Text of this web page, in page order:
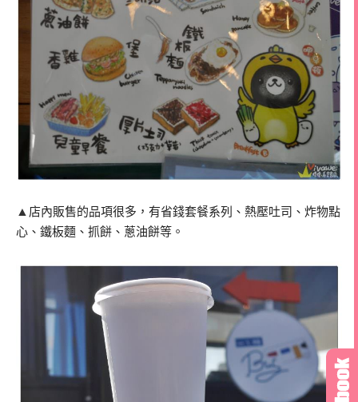
▲ 店內販售的品項很多，有省錢套餐系列、熱壓吐司、炸物點
心、鐵板麵、抓餅、蔥油餅等。